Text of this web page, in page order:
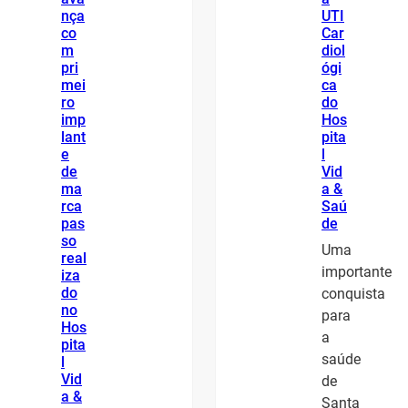
nça
co
m
pri
mei
ro
imp
lant
e
de
ma
rca
pas
so
real
iza
do
no
Hos
pita
Vid
a &
UTI
Car
diol
ógi
ca
do
Hos
pita
Vid
a &
Saú
de
Uma
importante
conquista
para
a
saúde
de
Santa